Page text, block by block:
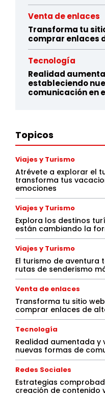
Venta de enlaces
Transforma tu
comprar enlaces
Tecnología
Realidad
estableciendo
comunicación en
Topicos
Viajes y Turismo
Atrévete a explorar el
transforma tus
emociones
Viajes y Turismo
Explora los destinos
están cambiando la
Viajes y Turismo
El turismo de aventura
rutas de senderismo
Venta de enlaces
Transforma tu sitio
comprar enlaces de
Tecnología
Realidad aumentada
nuevas formas de
Redes Sociales
Estrategias
creación de contenido